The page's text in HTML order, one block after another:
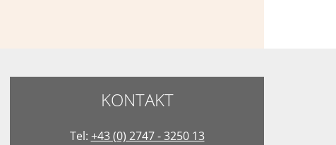
KONTAKT
Tel: +43 (0) 2747 - 3250 13